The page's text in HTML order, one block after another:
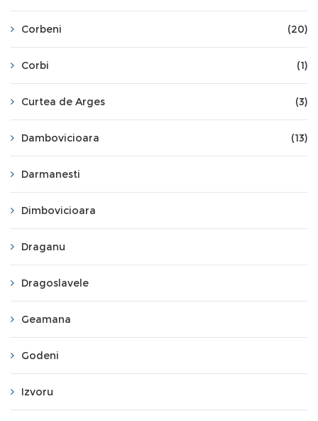
Corbeni (20)
Corbi (1)
Curtea de Arges (3)
Dambovicioara (13)
Darmanesti
Dimbovicioara
Draganu
Dragoslavele
Geamana
Godeni
Izvoru